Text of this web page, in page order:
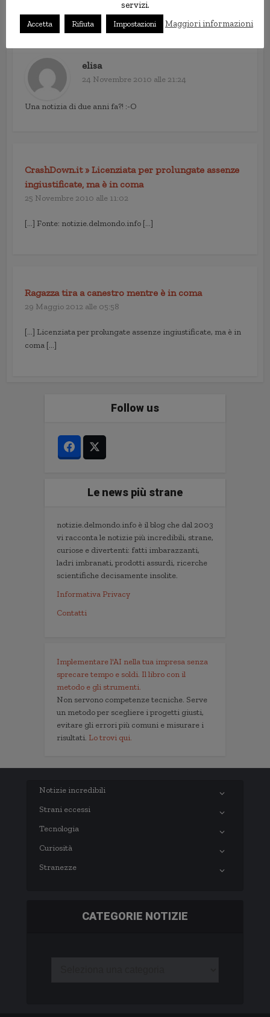
elisa
24 Novembre 2010 alle 21:24
Una notizia di due anni fa?! :-O
CrashDown.it » Licenziata per prolungate assenze
ingiustificate, ma è in coma
25 Novembre 2010 alle 11:02
[…] Fonte: notizie.delmondo.info […]
Ragazza tira a canestro mentre è in coma
29 Maggio 2012 alle 05:58
[…] Licenziata per prolungate assenze ingiustificate, ma è in
coma […]
Follow us
Le news più strane
notizie.delmondo.info è il blog che dal 2003
vi racconta le notizie più incredibili, strane,
curiose e divertenti: fatti imbarazzanti,
ladri imbranati, prodotti assurdi, ricerche
scientifiche decisamente insolite.
Informativa Privacy
Contatti
Implementare l'AI nella tua impresa senza
sprecare tempo e soldi. Il libro con il
metodo e gli strumenti.
Non servono competenze tecniche. Serve
un metodo per scegliere i progetti giusti,
evitare gli errori più comuni e misurare i
risultati. Lo trovi qui.
Notizie incredibili
Strani eccessi
Tecnologia
Curiosità
Stranezze
CATEGORIE NOTIZIE
servizi.
Accetta Rifiuta Impostazioni Maggiori informazioni